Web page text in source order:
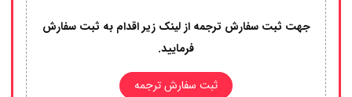
جهت ثبت سفارش ترجمه از لینک زیر اقدام به ثبت سفارش
فرمایید.
ثبت سفارش ترجمه